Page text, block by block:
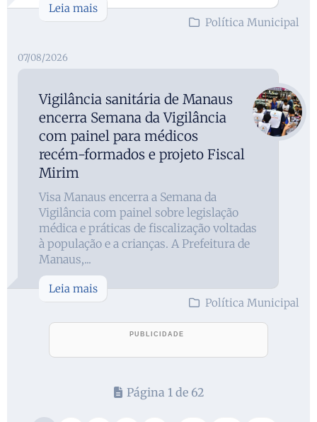
Leia mais
Política Municipal
07/08/2026
Vigilância sanitária de Manaus
encerra Semana da Vigilância
com painel para médicos
recém-formados e projeto Fiscal
Mirim
Visa Manaus encerra a Semana da
Vigilância com painel sobre legislação
médica e práticas de fiscalização voltadas
à população e a crianças. A Prefeitura de
Manaus,...
Leia mais
Política Municipal
Página 1 de 62